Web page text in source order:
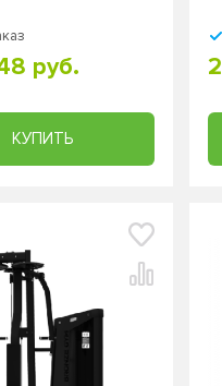
руб.
КУПИТЬ